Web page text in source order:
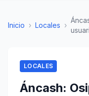
Inicio › Locales ›
LOCALES
Áncash: